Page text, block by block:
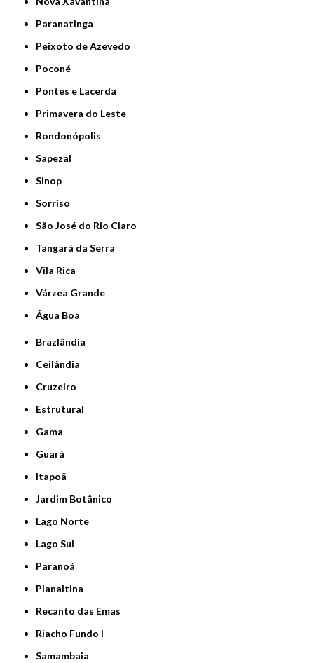
Paranatinga
Peixoto de Azevedo
Poconé
Pontes e Lacerda
Primavera do Leste
Rondonópolis
Sapezal
Sinop
Sorriso
São José do Rio Claro
Tangará da Serra
Vila Rica
Várzea Grande
Água Boa
Brazlândia
Ceilândia
Cruzeiro
Estrutural
Gama
Guará
Itapoã
Jardim Botânico
Lago Norte
Lago Sul
Paranoá
Planaltina
Recanto das Emas
Riacho Fundo I
Samambaia